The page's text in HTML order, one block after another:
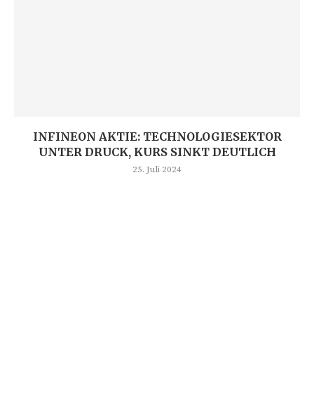
INFINEON AKTIE: TECHNOLOGIESEKTOR
UNTER DRUCK, KURS SINKT DEUTLICH
25. Juli 2024